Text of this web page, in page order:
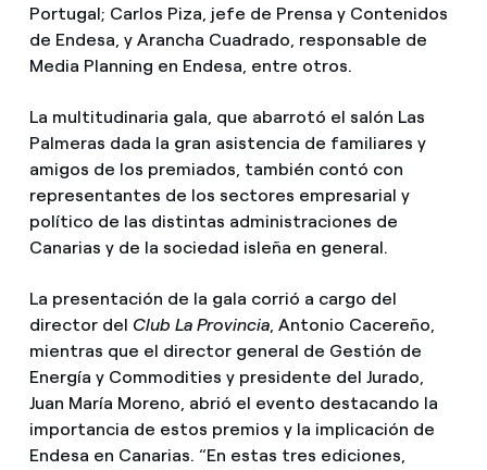
Portugal; Carlos Piza, jefe de Prensa y Contenidos
de Endesa, y Arancha Cuadrado, responsable de
Media Planning en Endesa, entre otros.
La multitudinaria gala, que abarrotó el salón Las
Palmeras dada la gran asistencia de familiares y
amigos de los premiados, también contó con
representantes de los sectores empresarial y
político de las distintas administraciones de
Canarias y de la sociedad isleña en general.
La presentación de la gala corrió a cargo del
director del Club La Provincia, Antonio Cacereño,
mientras que el director general de Gestión de
Energía y Commodities y presidente del Jurado,
Juan María Moreno, abrió el evento destacando la
importancia de estos premios y la implicación de
Endesa en Canarias. “En estas tres ediciones,